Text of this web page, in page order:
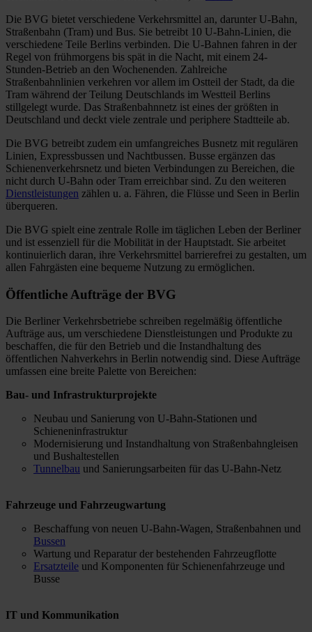
Die BVG bietet verschiedene Verkehrsmittel an, darunter U-Bahn,
Straßenbahn (Tram) und Bus. Sie betreibt 10 U-Bahn-Linien, die
verschiedene Teile Berlins verbinden. Die U-Bahnen fahren in der
Regel von frühmorgens bis spät in die Nacht, mit einem 24-
Stunden-Betrieb an den Wochenenden. Zahlreiche
Straßenbahnlinien verkehren vor allem im Ostteil der Stadt, da die
Tram während der Teilung Deutschlands im Westteil Berlins
stillgelegt wurde. Das Straßenbahnnetz ist eines der größten in
Deutschland und deckt viele zentrale und periphere Stadtteile ab.
Die BVG betreibt zudem ein umfangreiches Busnetz mit regulären
Linien, Expressbussen und Nachtbussen. Busse ergänzen das
Schienenverkehrsnetz und bieten Verbindungen zu Bereichen, die
nicht durch U-Bahn oder Tram erreichbar sind. Zu den weiteren
Dienstleistungen zählen u. a. Fähren, die Flüsse und Seen in Berlin
überqueren.
Die BVG spielt eine zentrale Rolle im täglichen Leben der Berliner
und ist essenziell für die Mobilität in der Hauptstadt. Sie arbeitet
kontinuierlich daran, ihre Verkehrsmittel barrierefrei zu gestalten, um
allen Fahrgästen eine bequeme Nutzung zu ermöglichen.
Öffentliche Aufträge der BVG
Die Berliner Verkehrsbetriebe schreiben regelmäßig öffentliche
Aufträge aus, um verschiedene Dienstleistungen und Produkte zu
beschaffen, die für den Betrieb und die Instandhaltung des
öffentlichen Nahverkehrs in Berlin notwendig sind. Diese Aufträge
umfassen eine breite Palette von Bereichen:
Bau- und Infrastrukturprojekte
Neubau und Sanierung von U-Bahn-Stationen und
Schieneninfrastruktur
Modernisierung und Instandhaltung von Straßenbahngleisen
und Bushaltestellen
Tunnelbau und Sanierungsarbeiten für das U-Bahn-Netz
Fahrzeuge und Fahrzeugwartung
Beschaffung von neuen U-Bahn-Wagen, Straßenbahnen und
Bussen
Wartung und Reparatur der bestehenden Fahrzeugflotte
Ersatzteile und Komponenten für Schienenfahrzeuge und
Busse
IT und Kommunikation